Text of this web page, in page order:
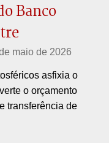
Banco
maio de 2026
asfixia o
o orçamento
transferência de